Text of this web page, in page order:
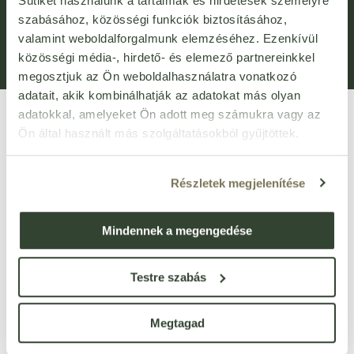
szabásához, közösségi funkciók biztosításához,
valamint weboldalforgalmunk elemzéséhez. Ezenkívül
közösségi média-, hirdető- és elemező partnereinkkel
megosztjuk az Ön weboldalhasználatra vonatkozó
adatait, akik kombinálhatják az adatokat más olyan
adatokkal, amelyeket Ön adott meg számukra vagy az
Ön által használt más szolgáltatásokból gyűjtöttek.
Részletek megjelenítése
Mindennek a megengedése
Testre szabás
Megtagad
Általános Szerződési Feltételek (ÁSZF) Adatvédelem
Adatkezelési kérelem Panaszkezelési Tájékoztató
Bejelentővédelem Fogyasztói elállás
VIRTUÁLIS SÉTA
-ben
1135 Budapest, Róbert Károly körút 96-100.
Magánszemélyeknek: webshop@bijo.hu